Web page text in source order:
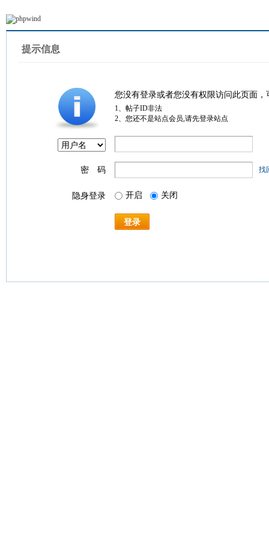
提示信息
您没有登录或者您没有权限访问此页面
1、帖子ID非法
2、您还不是站点会员,请先登录站点
密 码 找
隐身登录 开启 关闭
登录